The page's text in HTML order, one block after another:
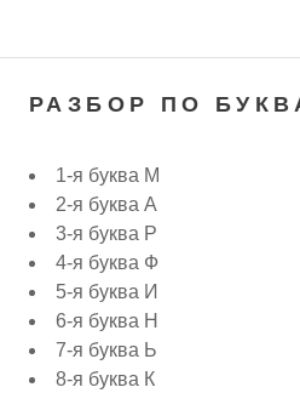
РАЗБОР ПО
1-я буква М
2-я буква А
3-я буква Р
4-я буква Ф
5-я буква И
6-я буква Н
7-я буква Ь
8-я буква К